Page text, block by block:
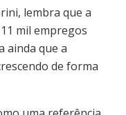
lembra que a
mil empregos
ainda que a
de forma